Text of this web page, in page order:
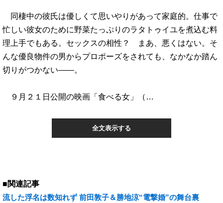
同棲中の彼氏は優しくて思いやりがあって家庭的。仕事で
忙しい彼女のために野菜たっぷりのラタトゥイユを煮込む料
理上手でもある。セックスの相性？ まあ、悪くはない。そ
んな優良物件の男からプロポーズをされても、なかなか踏ん
切りがつかない――。
９月２１日公開の映画「食べる女」（…
全文表示する
■関連記事
流した浮名は数知れず 前田敦子＆勝地涼“電撃婚”の舞台裏